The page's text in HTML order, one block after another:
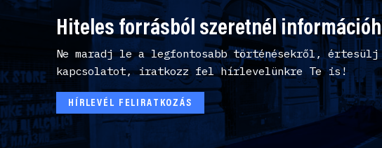
Hiteles forrásból szeretnél
Ne maradj le a legfontosabb történésekről,
kapcsolatot, iratkozz fel hírlevelünkre Te is!
HÍRLEVÉL FELIRATKOZÁS